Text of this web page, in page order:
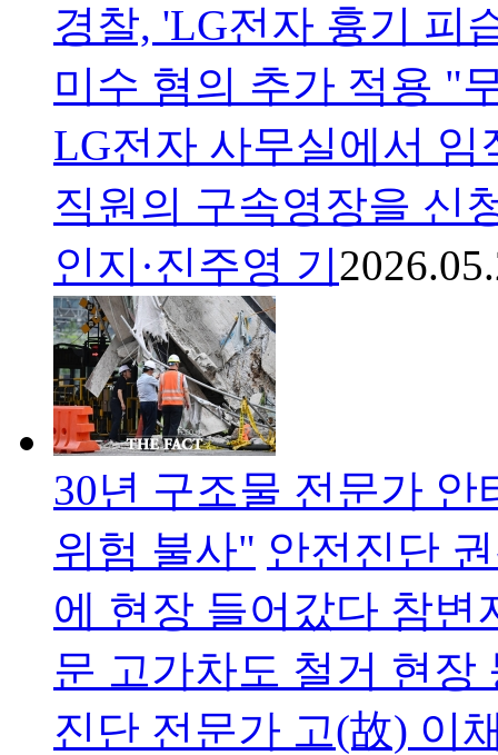
경찰, 'LG전자 흉기 피
미수 혐의 추가 적용 "
LG전자 사무실에서
직원의 구속영장을 신
인지·진주영 기
30년 구조물 전문가
위험 불사" 안전진단
에 현장 들어갔다 참변
문 고가차도 철거 현장
진단 전문가 고(故) 이